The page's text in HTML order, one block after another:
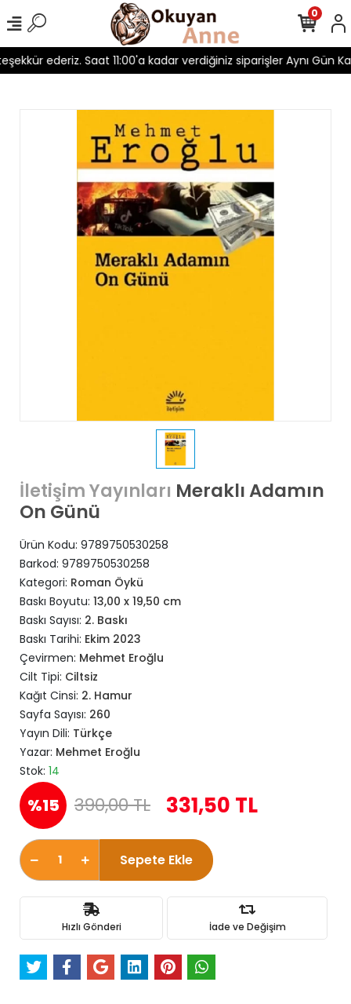
ederiz. Saat 11:00'a kadar verdiğiniz siparişler Aynı Gün
0
İletişim Yayınları Meraklı Adamın
On Günü
Ürün Kodu: 9789750530258
Barkod: 9789750530258
Kategori: Roman Öykü
Baskı Boyutu: 13,00 x 19,50 cm
Baskı Sayısı: 2. Baskı
Baskı Tarihi: Ekim 2023
Çevirmen: Mehmet Eroğlu
Cilt Tipi: Ciltsiz
Kağıt Cinsi: 2. Hamur
Sayfa Sayısı: 260
Yayın Dili: Türkçe
Yazar: Mehmet Eroğlu
Stok: 14
%15 390,00 TL 331,50 TL
Sepete Ekle
Hızlı Gönderi İade ve Değişim